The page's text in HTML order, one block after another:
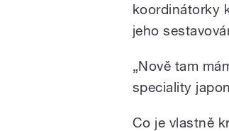
koordinátorky
jeho
„Nově tam
speciality
Co je vlastně